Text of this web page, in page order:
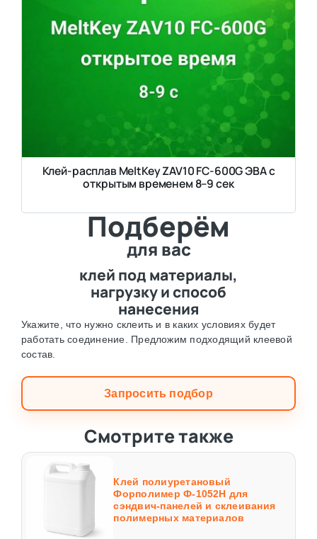
Клей-расплав MeltKey ZAV10 FC-600G ЭВА с
открытым временем 8–9 сек
Подберём
для вас
клей под материалы,
нагрузку и способ
нанесения
Укажите, что нужно склеить и в каких условиях будет
работать соединение. Предложим подходящий клеевой
состав.
Запросить подбор
Смотрите также
Клей полиуретановый
Форполимер Ф-1052Н для
сэндвич-панелей и склеивания
полимерных материалов